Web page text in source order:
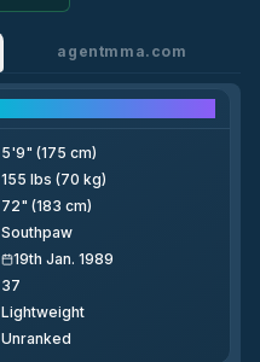
agentmma.com
5'9" (175 cm)
155 lbs (70 kg)
72" (183 cm)
Southpaw
19th Jan. 1989
37
Lightweight
Unranked